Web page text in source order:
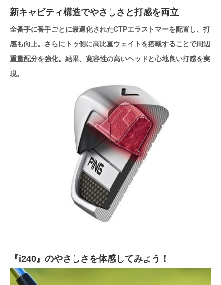
新キャビティ構造でやさしさと打感を両立
全番手に番手ごとに最適化されたCTPエラストマーを配置し、打
感も向上。さらにトゥ側に高比重ウェイトを搭載することで周辺
重量配分を強化。結果、寛容性の高いヘッドと心地良い打感を実
現。
『i240』のやさしさを体感してみよう！